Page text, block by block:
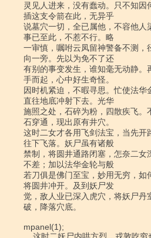
灵见人进来，没有蠢动。只不知
插这支令箭在此，无异乎
说墓穴一切，全已属他，不容他人
事已至此，不惹不行。略
一审慎，嘱咐云凤留神警备不测，
向一旁。先以为免不了还
有别的事变发生，谁知毫无动静。
手而起，心中好生奇怪。
因时机紧迫，不暇寻思。忙使法华
直往地底冲射下去。光华
施照之处，石碎为粉，四散疾飞。
石穿通，现出原有井穴。
这时二女才各用飞剑法宝，当先开
往下飞落。妖尸虽有诸般
禁制，将圆井通路闭塞，怎奈二女
不差；加以法华金轮与般
若刀俱是佛门至宝，妙用无穷，如
将圆井冲开。及到妖尸发
觉，敌人业已深入虎穴，将妖尸丹
破，降落穴底。
mpanel(1);